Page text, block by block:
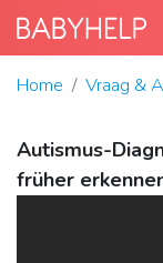
Home Vraag &
Autismus-
früher